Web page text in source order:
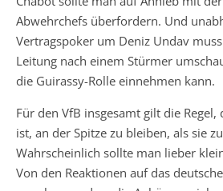
Abwehrchefs überfordern. Und
Vertragspoker um Deniz Undav
Leitung nach einem Stürmer
die Guirassy-Rolle einnehmen kann.
Für den VfB insgesamt gilt die Regel,
ist, an der Spitze zu bleiben, als sie
Wahrscheinlich sollte man lieber
Von den Reaktionen auf das